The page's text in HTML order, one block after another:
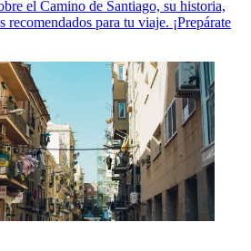
el Camino de Santiago, su historia,
recomendados para tu viaje. ¡Prepárate